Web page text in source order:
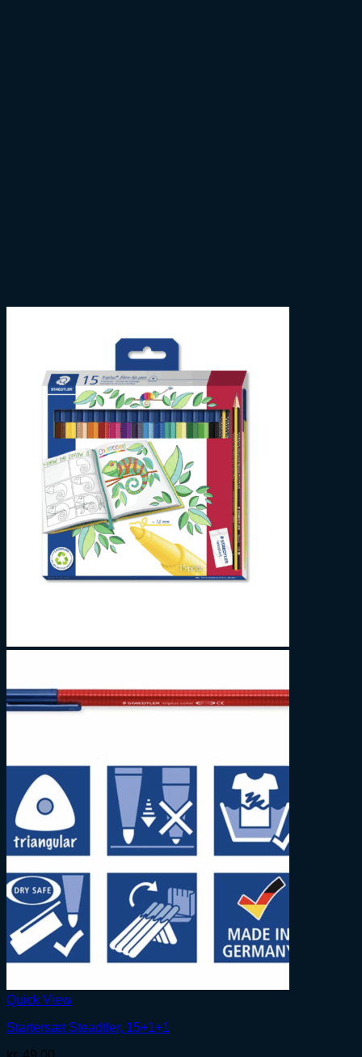
Quick View
Startersæt Steadtler, 15+1+1